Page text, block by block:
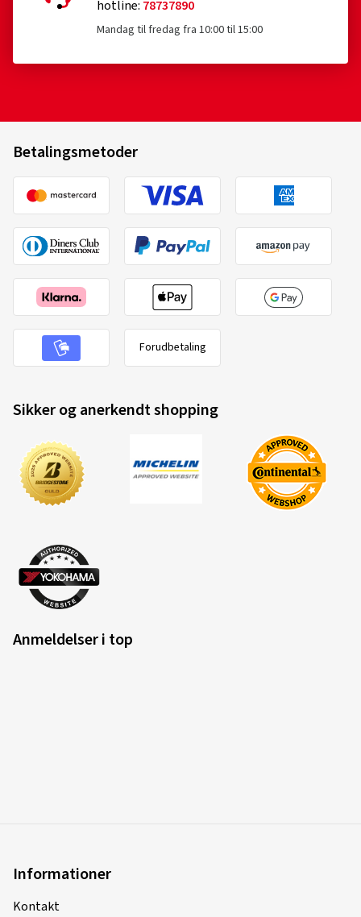
hotline: 78737890
Mandag til fredag fra 10:00 til 15:00
Betalingsmetoder
Forudbetaling
Sikker og anerkendt shopping
Anmeldelser i top
Informationer
Kontakt